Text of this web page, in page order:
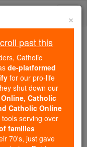
in the
like you,
delivered
over 2.2
In an age
×
past this
Catholic
de-platformed
for our pro-life
shut down our
Catholic
Catholic Online
serving over
families
70's, just gave